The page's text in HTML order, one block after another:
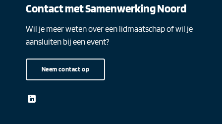
Contact met Samenwerking Noord
Wil je meer weten over een lidmaatschap of wil je
aansluiten bij een event?
Neem contact op